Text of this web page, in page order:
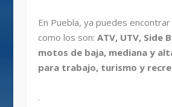
En Puebla, ya puedes
como los son: ATV, UTV, Side
motos de baja, mediana y
para trabajo, turismo y
.